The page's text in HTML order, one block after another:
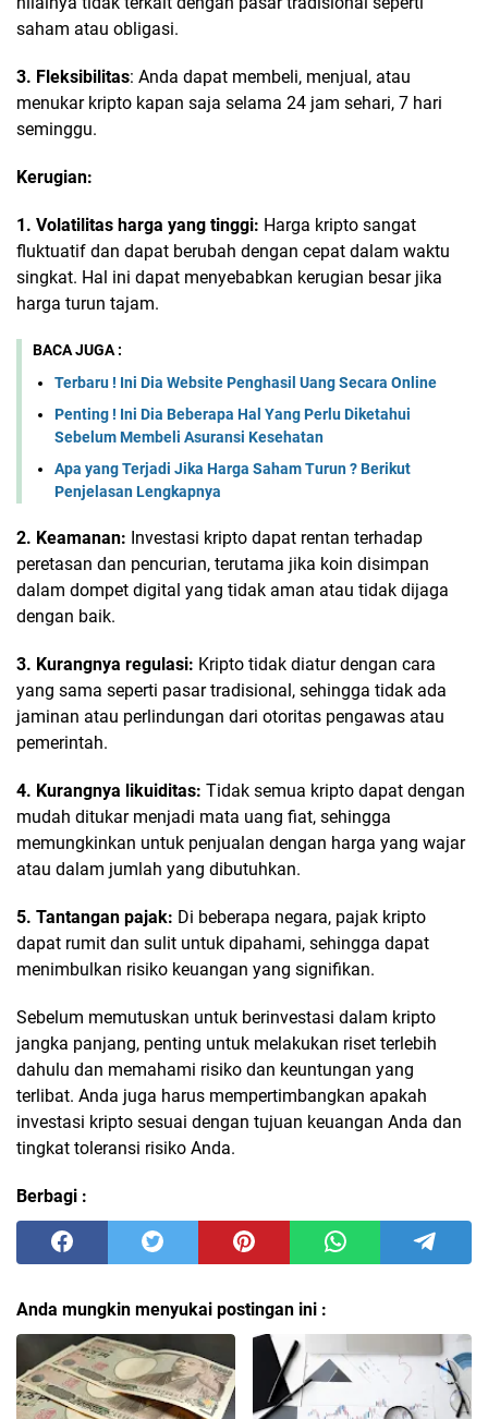
saham atau obligasi.
3. Fleksibilitas: Anda dapat membeli, menjual, atau
menukar kripto kapan saja selama 24 jam sehari, 7 hari
seminggu.
Kerugian:
1. Volatilitas harga yang tinggi: Harga kripto sangat
fluktuatif dan dapat berubah dengan cepat dalam waktu
singkat. Hal ini dapat menyebabkan kerugian besar jika
harga turun tajam.
BACA JUGA :
Terbaru ! Ini Dia Website Penghasil Uang Secara Online
Penting ! Ini Dia Beberapa Hal Yang Perlu Diketahui
Sebelum Membeli Asuransi Kesehatan
Apa yang Terjadi Jika Harga Saham Turun ? Berikut
Penjelasan Lengkapnya
2. Keamanan: Investasi kripto dapat rentan terhadap
peretasan dan pencurian, terutama jika koin disimpan
dalam dompet digital yang tidak aman atau tidak dijaga
dengan baik.
3. Kurangnya regulasi: Kripto tidak diatur dengan cara
yang sama seperti pasar tradisional, sehingga tidak ada
jaminan atau perlindungan dari otoritas pengawas atau
pemerintah.
4. Kurangnya likuiditas: Tidak semua kripto dapat dengan
mudah ditukar menjadi mata uang fiat, sehingga
memungkinkan untuk penjualan dengan harga yang wajar
atau dalam jumlah yang dibutuhkan.
5. Tantangan pajak: Di beberapa negara, pajak kripto
dapat rumit dan sulit untuk dipahami, sehingga dapat
menimbulkan risiko keuangan yang signifikan.
Sebelum memutuskan untuk berinvestasi dalam kripto
jangka panjang, penting untuk melakukan riset terlebih
dahulu dan memahami risiko dan keuntungan yang
terlibat. Anda juga harus mempertimbangkan apakah
investasi kripto sesuai dengan tujuan keuangan Anda dan
tingkat toleransi risiko Anda.
Berbagi :
Anda mungkin menyukai postingan ini :